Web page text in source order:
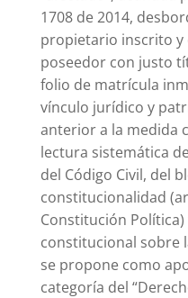
1708 de 2014,
propietario inscrito
poseedor con justo
folio de matrícula
vínculo jurídico y
anterior a la medida
lectura sistemática
del Código Civil, del
constitucionalidad
Constitución
constitucional sobre
se propone como
categoría del